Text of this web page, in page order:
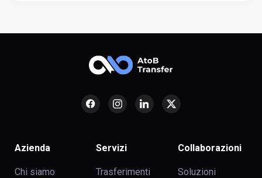
Azienda
Chi siamo
Servizi
Trasferimenti
Collaborazioni
Soluzioni